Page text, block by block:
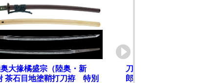
大掾橘盛宗（陸奥・新
茶石目地塗鞘打刀拵 特別
刀 泰龍斎宗寛造之 応
郎需 文久元年五月日 附